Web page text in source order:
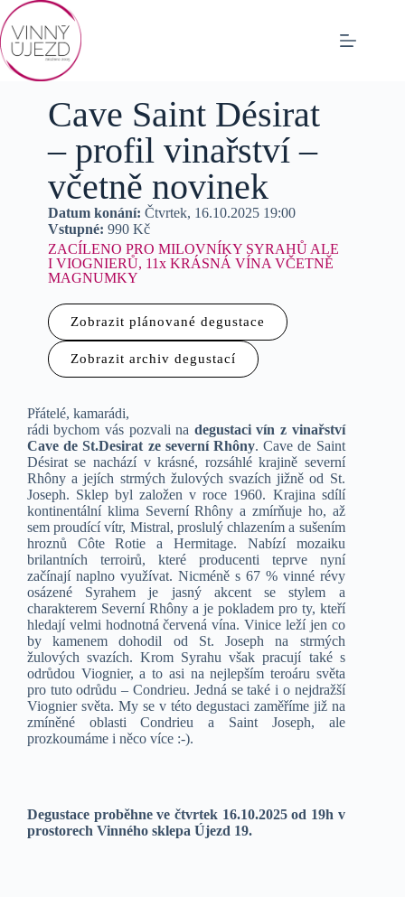
Cave Saint Désirat
– profil vinařství –
včetně novinek
Datum konání:Čtvrtek, 16.10.2025 19:00
Vstupné:990 Kč
ZACÍLENO PRO MILOVNÍKY SYRAHŮ ALE
I VIOGNIERŮ, 11x KRÁSNÁ VÍNA VČETNĚ
MAGNUMKY
Zobrazit plánované degustace
Zobrazit archiv degustací
Přátelé, kamarádi,
rádi bychom vás pozvali na degustaci vín z vinařství
Cave de St.Desirat ze severní Rhôny. Cave de Saint
Désirat se nachází v krásné, rozsáhlé krajině severní
Rhôny a jejích strmých žulových svazích jižně od St.
Joseph. Sklep byl založen v roce 1960. Krajina sdílí
kontinentální klima Severní Rhôny a zmírňuje ho, až
sem proudící vítr, Mistral, proslulý chlazením a sušením
hroznů Côte Rotie a Hermitage. Nabízí mozaiku
brilantních terroirů, které producenti teprve nyní
začínají naplno využívat. Nicméně s 67 % vinné révy
osázené Syrahem je jasný akcent se stylem a
charakterem Severní Rhôny a je pokladem pro ty, kteří
hledají velmi hodnotná červená vína. Vinice leží jen co
by kamenem dohodil od St. Joseph na strmých
žulových svazích. Krom Syrahu však pracují také s
odrůdou Viognier, a to asi na nejlepším teroáru světa
pro tuto odrůdu – Condrieu. Jedná se také i o nejdražší
Viognier světa. My se v této degustaci zaměříme již na
zmíněné oblasti Condrieu a Saint Joseph, ale
prozkoumáme i něco více :-).
Degustace proběhne ve čtvrtek 16.10.2025 od 19h v
prostorech Vinného sklepa Újezd 19.